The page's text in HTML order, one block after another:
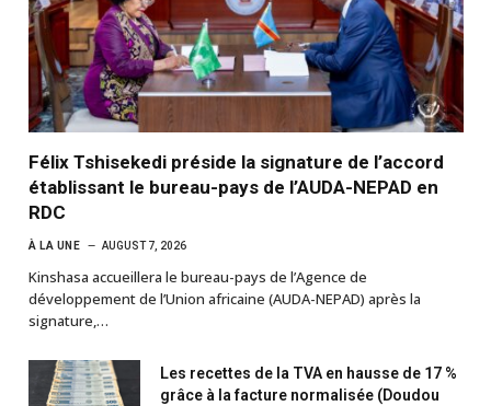
Félix Tshisekedi préside la signature de l’accord
établissant le bureau-pays de l’AUDA-NEPAD en
RDC
À LA UNE AUGUST 7, 2026
Kinshasa accueillera le bureau-pays de l’Agence de
développement de l’Union africaine (AUDA-NEPAD) après la
signature,…
Les recettes de la TVA en hausse de 17 %
grâce à la facture normalisée (Doudou